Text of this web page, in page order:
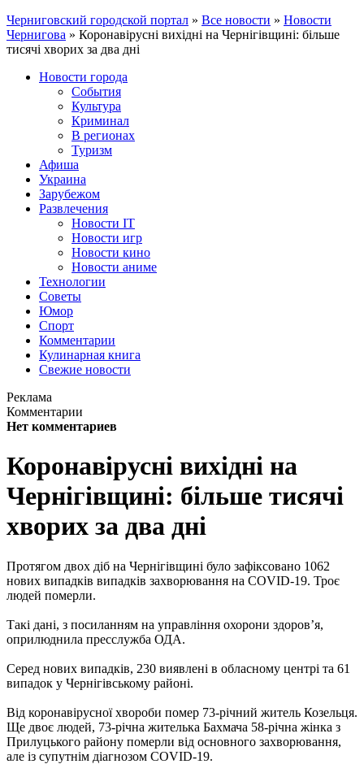
Черниговский городской портал » Все новости » Новости
Чернигова » Коронавірусні вихідні на Чернігівщині: більше
тисячі хворих за два дні
Новости города
События
Культура
Криминал
В регионах
Туризм
Афиша
Украина
Зарубежом
Развлечения
Новости IT
Новости игр
Новости кино
Новости аниме
Технологии
Советы
Юмор
Спорт
Комментарии
Кулинарная книга
Свежие новости
Реклама
Комментарии
Нет комментариев
Коронавірусні вихідні на
Чернігівщині: більше тисячі
хворих за два дні
Протягом двох діб на Чернігівщині було зафіксовано 1062
нових випадків випадків захворювання на COVID-19. Троє
людей померли.
Такі дані, з посиланням на управління охорони здоров’я,
оприлюднила пресслужба ОДА.
Серед нових випадків, 230 виявлені в обласному центрі та 61
випадок у Чернігівському районі.
Від коронавірусної хвороби помер 73-річний житель Козельця.
Ще двоє людей, 73-річна жителька Бахмача 58-річна жінка з
Прилуцького району померли від основного захворювання,
але із супутнім діагнозом COVID-19.